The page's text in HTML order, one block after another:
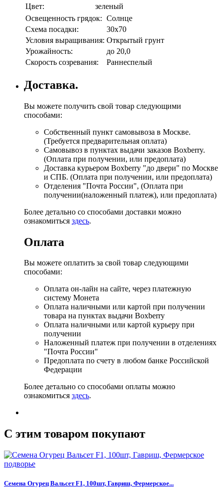
Цвет:
зеленый
Освещенность грядок: Солнце
Схема посадки:
30х70
Условия выращивания: Открытый грунт
Урожайность:
до 20,0
Скорость созревания:
Раннеспелый
Доставка.
Вы можете получить свой товар следующими
способами:
Собственный пункт самовывоза в Москве.
(Требуется предварительная оплата)
Самовывоз в пунктах выдачи заказов Boxberry.
(Оплата при получении, или предоплата)
Доставка курьером Boxberry "до двери" по Москве
и СПБ. (Оплата при получении, или предоплата)
Отделения "Почта России", (Оплата при
получении(наложенный платеж), или предоплата)
Более детально со способами доставки можно
ознакомиться здесь.
Оплата
Вы можете оплатить за свой товар следующими
способами:
Оплата он-лайн на сайте, через платежную
систему Монета
Оплата наличными или картой при получении
товара на пунктах выдачи Boxberry
Оплата наличными или картой курьеру при
получении
Наложенный платеж при получении в отделениях
"Почта России"
Предоплата по счету в любом банке Российской
Федерации
Более детально со способами оплаты можно
ознакомиться здесь.
C этим товаром покупают
Семена Огурец Вальсет F1, 100шт, Гавриш, Фермерское...